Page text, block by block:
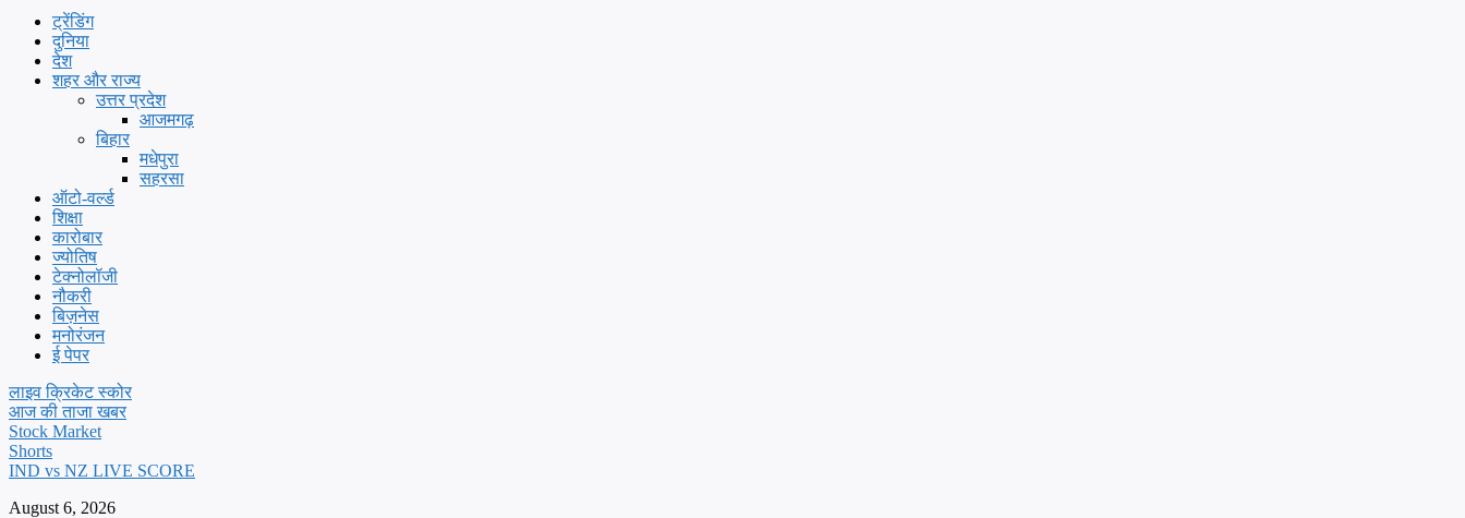
ट्रेंडिंग
दुनिया
देश
शहर और राज्य
उत्तर प्रदेश
आजमगढ़
बिहार
मधेपुरा
सहरसा
ऑटो-वर्ल्ड
शिक्षा
कारोबार
ज्योतिष
टेक्नोलॉजी
नौकरी
बिज़नेस
मनोरंजन
ई पेपर
लाइव क्रिकेट स्कोर
आज की ताजा खबर
Stock Market
Shorts
IND vs NZ LIVE SCORE
August 6, 2026